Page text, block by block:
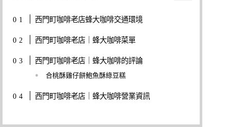
西門町咖啡老店蜂大咖啡交通環境
西門町咖啡老店｜蜂大咖啡菜單
西門町咖啡老店｜蜂大咖啡的評論
合桃酥雞仔餅鮑魚酥綠豆糕
西門町咖啡老店｜蜂大咖啡營業資訊